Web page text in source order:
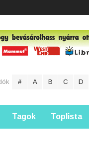
# A B C D
Tagok Toplista